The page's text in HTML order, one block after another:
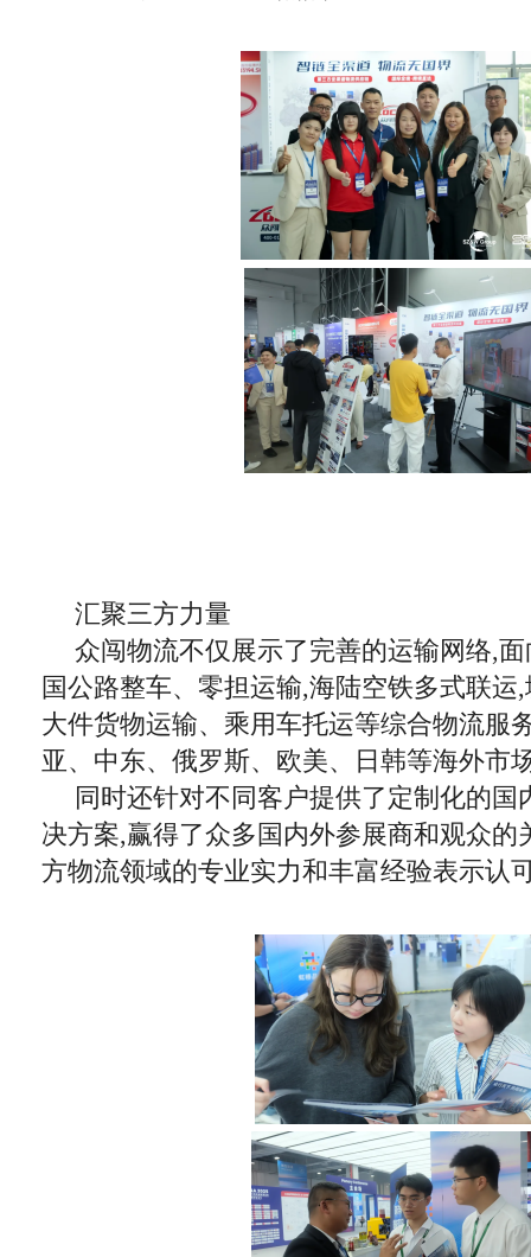
汇聚三方力量
众闯物流不仅展示了完善的运输网络,
国公路整车、零担运输,海陆空铁多式联运
大件货物运输、乘用车托运等综合物流服
亚、中东、俄罗斯、欧美、日韩等海外市
同时还针对不同客户提供了定制化的国
决方案,赢得了众多国内外参展商和观众的
方物流领域的专业实力和丰富经验表示认